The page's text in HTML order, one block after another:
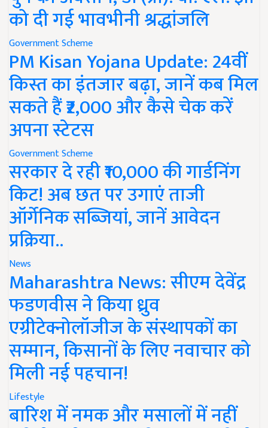
को दी गई भावभीनी श्रद्धांजलि
Government Scheme
PM Kisan Yojana Update: 24वीं
किस्त का इंतजार बढ़ा, जानें कब मिल
सकते हैं ₹2,000 और कैसे चेक करें
अपना स्टेटस
Government Scheme
सरकार दे रही ₹10,000 की गार्डनिंग
किट! अब छत पर उगाएं ताजी
ऑर्गेनिक सब्जियां, जानें आवेदन
प्रक्रिया..
News
Maharashtra News: सीएम देवेंद्र
फडणवीस ने किया ध्रुव
एग्रीटेक्नोलॉजीज के संस्थापकों का
सम्मान, किसानों के लिए नवाचार को
मिली नई पहचान!
Lifestyle
बारिश में नमक और मसालों में नहीं